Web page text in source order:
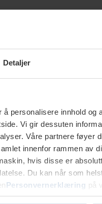
Detaljer
personalisere innhold og
Vi gir dessuten
Våre partnere føyer
innenfor rammen av
hvis disse er
Du kan når som
Personvernerklæring på